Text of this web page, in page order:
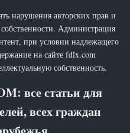
нарушения авторских прав и
Администрация
при условии надлежащего
на сайте fdlx.com
собственность.
все статьи для
всех граждан